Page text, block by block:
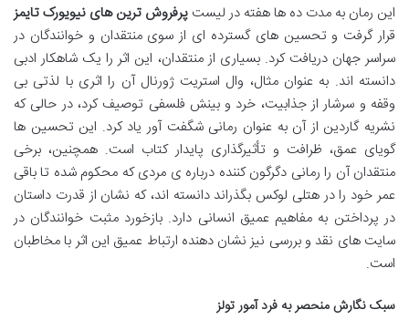
این رمان به مدت ده ها هفته در لیست پرفروش ترین های نیویورک تایمز
قرار گرفت و تحسین های گسترده ای از سوی منتقدان و خوانندگان در
سراسر جهان دریافت کرد. بسیاری از منتقدان، این اثر را یک شاهکار ادبی
دانسته اند. به عنوان مثال، وال استریت ژورنال آن را اثری با لذتی بی
وقفه و سرشار از جذابیت، خرد و بینش فلسفی توصیف کرد، در حالی که
نشریه گاردین از آن به عنوان رمانی شگفت آور یاد کرد. این تحسین ها
گویای عمق، ظرافت و تأثیرگذاری پایدار کتاب است. همچنین، برخی
منتقدان آن را رمانی دگرگون کننده درباره ی مردی که محکوم شده تا باقی
عمر خود را در هتلی لوکس بگذراند دانسته اند، که نشان از قدرت داستان
در پرداختن به مفاهیم عمیق انسانی دارد. بازخورد مثبت خوانندگان در
سایت های نقد و بررسی نیز نشان دهنده ارتباط عمیق این اثر با مخاطبان
است.
سبک نگارش منحصر به فرد آمور تولز